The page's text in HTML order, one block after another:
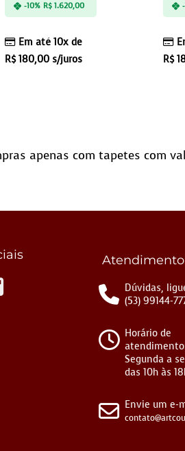
Em até 10x de
R$180,00s/juros
-10% R$ 1.620,00
R$
apenas com tapetes com
Atendimento
Dúvidas,
(53) 99144-
Horário de
Segunda a
das 10h às
Envie um e-